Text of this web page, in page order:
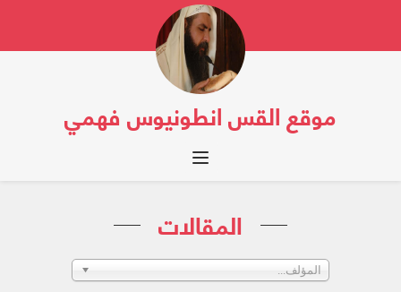
موقع القس انطونيوس فهمي
Toggle navigation
المقالات
المؤلف...